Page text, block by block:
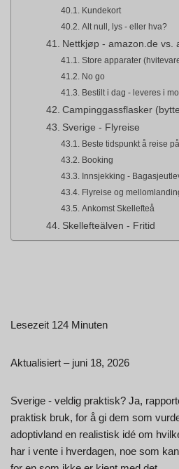
Kundekort
Alt null, lys - eller hva?
Nettkjøp - amazon.de vs.
Store apparater
No go
Bestilt i dag - leveres i
Campinggassflasker
Sverige - Flyreise
Beste tidspunkt å reise på
Booking
Innsjekking -
Flyreise og
Ankomst Skellefteå
Skellefteälven - Fritid
Lesezeit 124 Minuten
Aktualisiert – juni 18, 2026
Sverige - veldig praktisk? Ja,
praktisk bruk, for å gi dem som
adoptivland en realistisk idé om
har i vente i hverdagen, noe som